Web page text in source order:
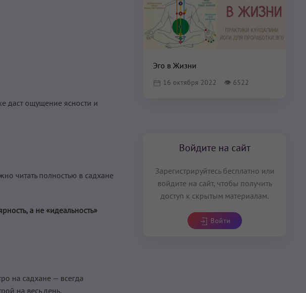
даст ощущение ясности и
читать полностью в садхане
а не «идеальность»
на садхане — всегда
на весь день.
Эго в Жизни
16 октября 2022 👁 6522
Войдите на сайт
Зарегистрируйтесь бесплатно или
войдите на сайт, чтобы получить
доступ к скрытым материалам.
Войти